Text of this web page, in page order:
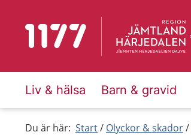
Till startsidan för 1177
Liv & hälsa Barn & gravid
Du är här: Start Olyckor & skador